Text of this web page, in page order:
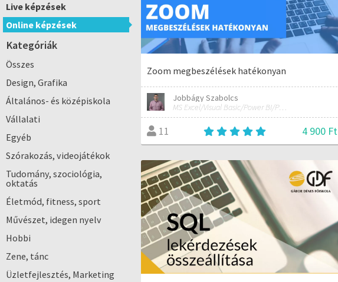
Live képzések
Online képzések
Kategóriák
Összes
Design, Grafika
Általános- és középiskola
Vállalati
Egyéb
Szórakozás, videojátékok
Tudomány, szociológia,
oktatás
Életmód, fitness, sport
Művészet, idegen nyelv
Hobbi
Zene, tánc
Üzletfejlesztés, Marketing
Zoom megbeszélések hatékonyan
Jobbágy Szabolcs
MS Excel/Visual Basic/Power BI/Python adatelemzési szakértő
11 4 900 Ft